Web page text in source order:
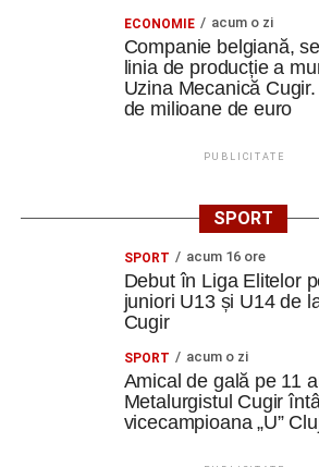
ECONOMIE acum o zi
Companie belgiană,
linia de producție a
Uzina Mecanică
de milioane de euro
PUBLICITATE
SPORT
SPORT acum 16 ore
Debut în Liga Elitelor
juniori U13 și U14 de
Cugir
SPORT acum o zi
Amical de gală pe 11
Metalurgistul Cugir
vicecampioana „U”